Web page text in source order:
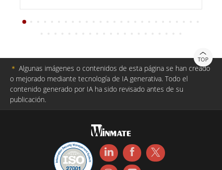
TOP
＊ Algunas imágenes o contenidos de esta página se han creado
o mejorado mediante tecnología de IA generativa. Todo el
contenido generado por IA ha sido revisado antes de su
publicación.